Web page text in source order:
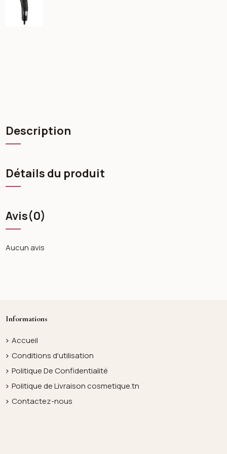
Description
Détails du produit
Avis(0)
Aucun avis
Informations
Accueil
Conditions d'utilisation
Politique De Confidentialité
Politique de Livraison cosmetique.tn
Contactez-nous